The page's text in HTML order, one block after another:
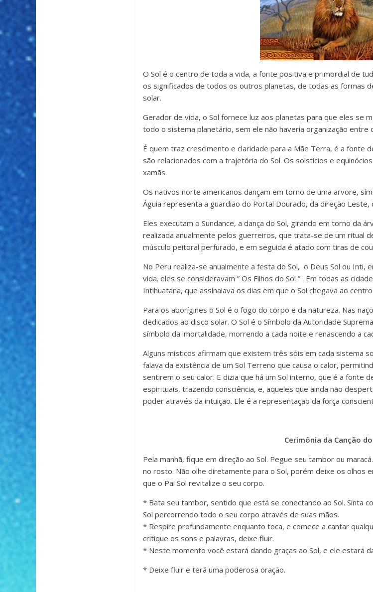
O Sol é o centro de toda a vida, a fonte positiva e primordial de
os significados de todos os outros planetas, de todas as formas
solar.
Gerador de vida, o Sol fornece luz aos planetas para que eles se
todo o sistema planetário, sem ele não haveria organização
É quem traz crescimento e claridade para a Mãe Terra, é a fonte
são relacionados com a trajetória do Sol. Os solstícios e
xamãs.
Os nativos norte americanos dançam em torno de uma arvore,
Águia representa a guardião do Portal Dourado, da direção Leste,
Eles executam o Sundance, a dança do Sol, girando em torno da
realizada anualmente pelos guerreiros, que trata-se de um ritual
músculo peitoral perfurado, e em seguida é atado com tiras de
No Peru realiza-se anualmente a festa do Sol, o Deus Sol ou Inti,
vida. eles se consideravam ” Os Filhos do Sol ” . Em todas as
Intihuatana, que assinalava os dias em que o Sol chegava ao
Para os aborígines o Sol é o fogo do corpo e da natureza. Nas
dedicados ao disco solar. O Sol é o Símbolo da Autoridade
símbolo da imortalidade, morrendo a cada noite e renascendo a
Alguns místicos afirmam que existem três sóis em cada sistema
falava da existência de um Sol Terreno que causa o calor,
sentirem o seu calor. E dizia que há um Sol interno, que é a fonte
espirituais, trazendo consciência, e, aqueles que ainda não
poder através da intuição. Ele é a representação da força
Cerimônia da Canção
Pela manhã, fique em direção ao Sol. Pegue seu tambor ou
no rosto. Não olhe diretamente para o Sol, porém deixe os olhos
que o Pai Sol revitalize o seu corpo.
* Bata seu tambor, sentido que está se conectando ao Sol. Sinta
Sol percorrendo todo o seu corpo através de suas mãos.
* Respire profundamente enquanto toca, e comece a cantar
critique os sons e palavras, deixe fluir.
* Neste momento você estará dando graças ao Sol, e ele estará
* Deixe fluir e terá uma poderosa oração.